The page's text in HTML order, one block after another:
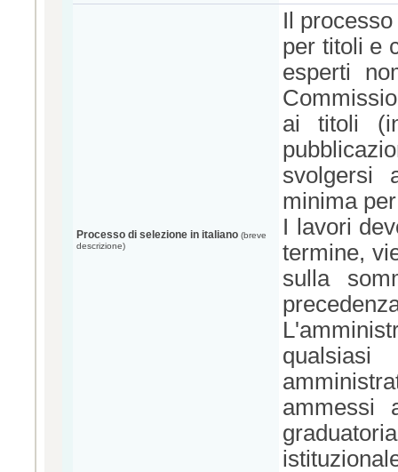
Processo di selezione in italiano (breve
descrizione)
Il
per titoli e
esperti
ai titoli
svolgersi
minima
I lavori
termine,
sulla
ammessi